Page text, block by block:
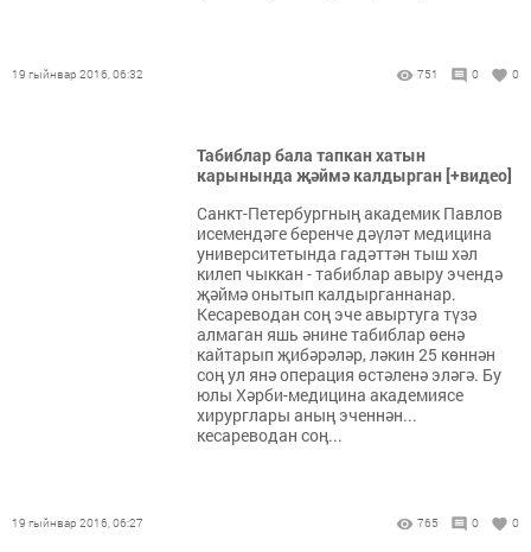
19 гыйнвар 2016, 06:32 751 0 0
Табиблар бала тапкан хатын
карынында җәймә калдырган [+видео]
Санкт-Петербургның академик Павлов
исемендәге беренче дәүләт медицина
университетында гадәттән тыш хәл
килеп чыккан - табиблар авыру эчендә
җәймә онытып калдырганнанар.
Кесареводан соң эче авыртуга түзә
алмаган яшь әнине табиблар өенә
кайтарып җибәрәләр, ләкин 25 көннән
соң ул янә операция өстәленә эләгә. Бу
юлы Хәрби-медицина академиясе
хирурглары аның эченнән...
кесареводан соң...
19 гыйнвар 2016, 06:27 765 0 0